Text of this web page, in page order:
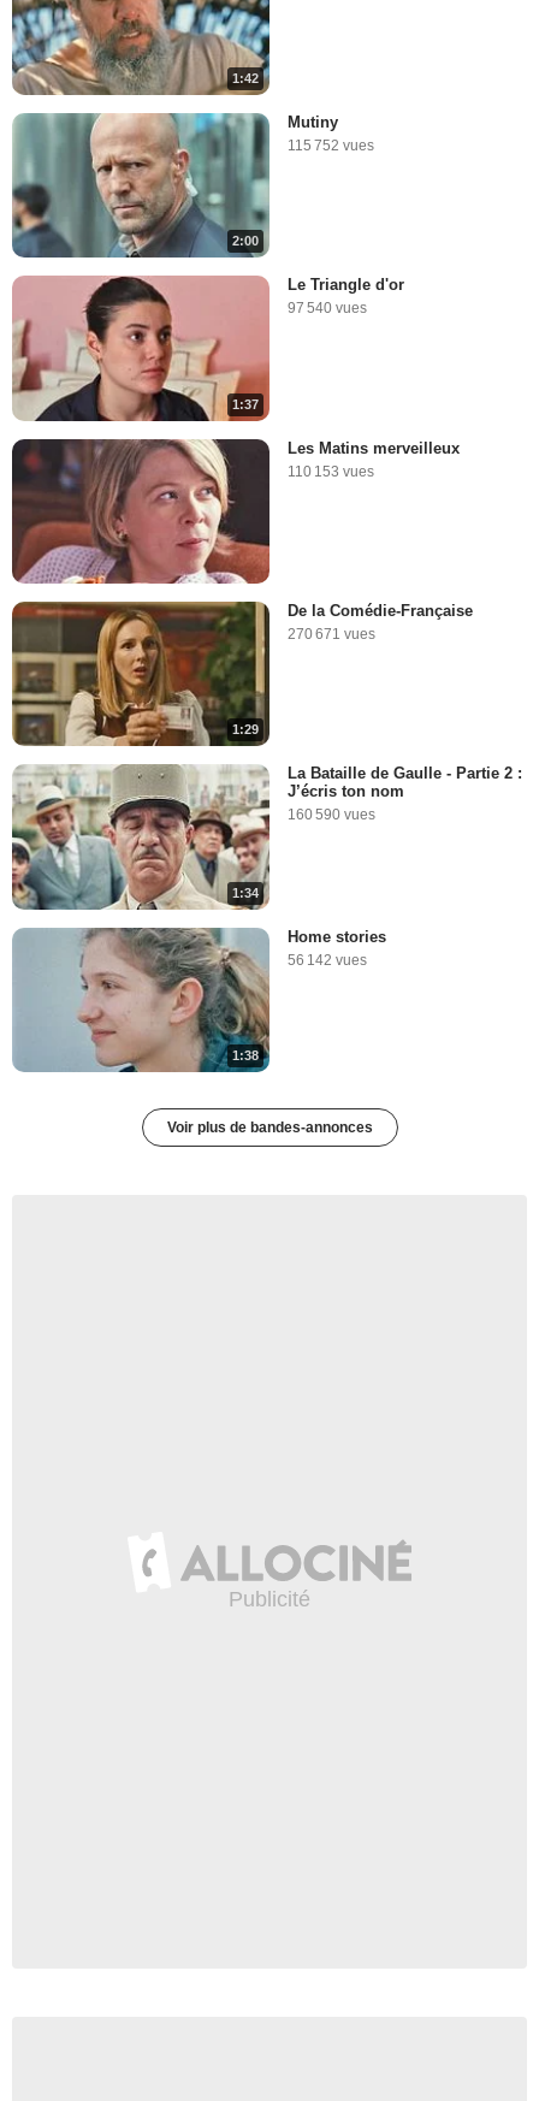
1:42
2:00
Mutiny
115 752 vues
1:37
Le Triangle d'or
97 540 vues
Les Matins merveilleux
110 153 vues
1:29
De la Comédie-Française
270 671 vues
1:34
La Bataille de Gaulle - Partie 2 :
J’écris ton nom
160 590 vues
1:38
Home stories
56 142 vues
Voir plus de bandes-annonces